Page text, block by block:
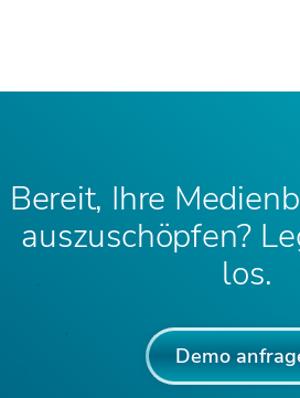
Bereit, Ihre
auszuschöpfen?
los.
Demo